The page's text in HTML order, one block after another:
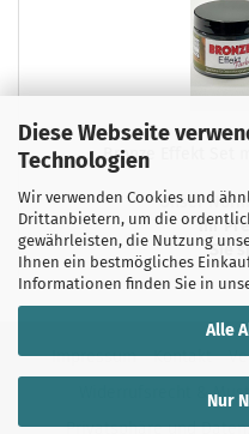
Diese Webseite
Technologien
Wir verwenden Cookies und
Drittanbietern, um die
gewährleisten, die Nutzung
Ihnen ein bestmögliches
Informationen finden Sie in
Alle
Nur
Bronze Effekt Set
Unser
Ihr
Sie
Impressum Kontakt
Widerrufsrecht &
Privatsphäre und